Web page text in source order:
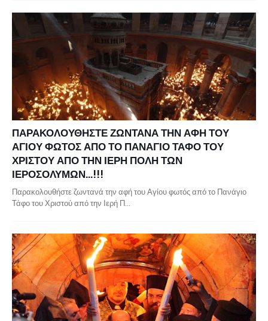
ΠΑΡΑΚΟΛΟΥΘΗΣΤΕ ΖΩΝΤΑΝΑ ΤΗΝ ΑΦΗ ΤΟΥ
ΑΓΙΟΥ ΦΩΤΟΣ ΑΠΟ ΤΟ ΠΑΝΑΓΙΟ ΤΑΦΟ ΤΟΥ
ΧΡΙΣΤΟΥ ΑΠΟ ΤΗΝ ΙΕΡΗ ΠΟΛΗ ΤΩΝ
ΙΕΡΟΣΟΛΥΜΩΝ...!!!
Παρακολουθήστε ζωντανά την αφή του Αγίου φωτός από το Πανάγιο
Τάφο του Χριστού από την Ιερή Π…